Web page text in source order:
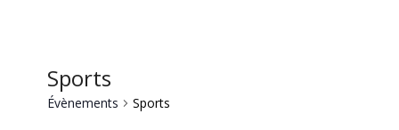
Sports
Évènements Sports